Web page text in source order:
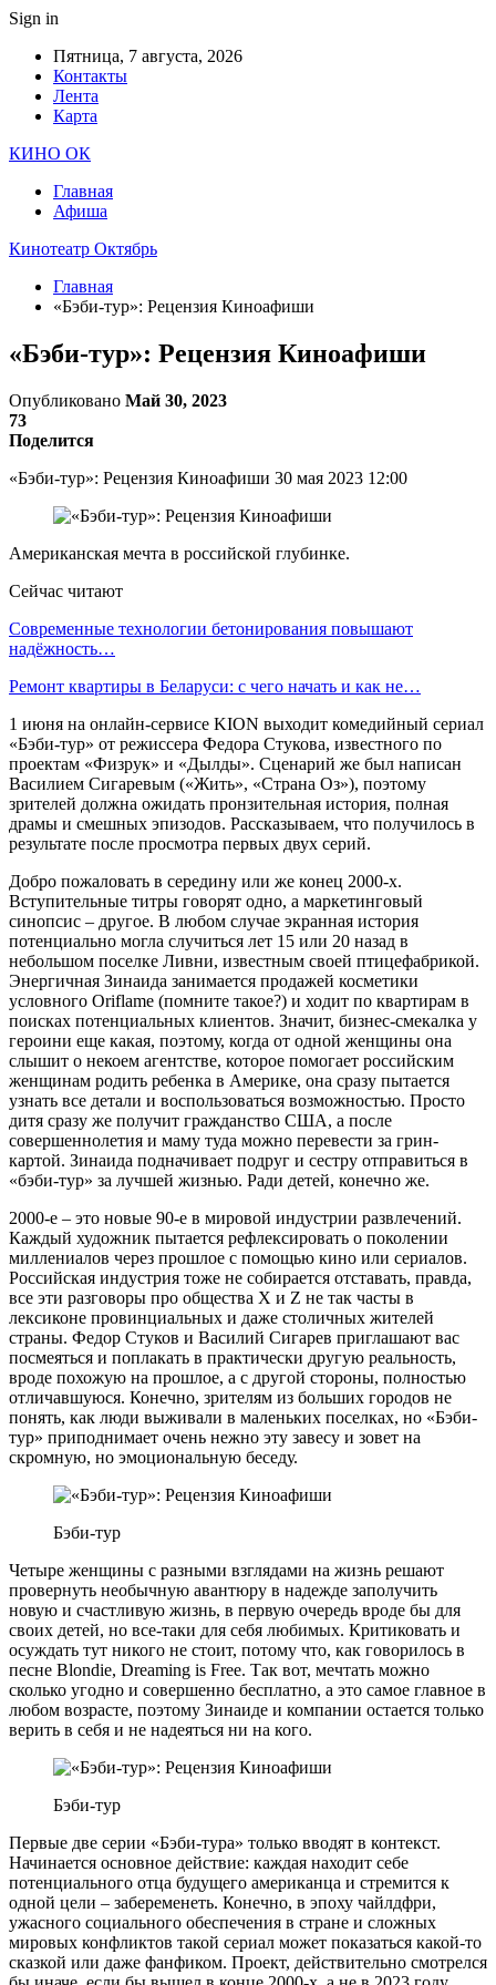
Sign in
Пятница, 7 августа, 2026
Контакты
Лента
Карта
КИНО ОК
Главная
Афиша
Кинотеатр Октябрь
Главная
«Бэби-тур»: Рецензия Киноафиши
«Бэби-тур»: Рецензия Киноафиши
Опубликовано Май 30, 2023
73
Поделится
«Бэби-тур»: Рецензия Киноафиши 30 мая 2023 12:00
Американская мечта в российской глубинке.
Сейчас читают
Современные технологии бетонирования повышают
надёжность…
Ремонт квартиры в Беларуси: с чего начать и как не…
1 июня на онлайн-сервисе KION выходит комедийный сериал
«Бэби-тур» от режиссера Федора Стукова, известного по
проектам «Физрук» и «Дылды». Сценарий же был написан
Василием Сигаревым («Жить», «Страна Оз»), поэтому
зрителей должна ожидать пронзительная история, полная
драмы и смешных эпизодов. Рассказываем, что получилось в
результате после просмотра первых двух серий.
Добро пожаловать в середину или же конец 2000-х.
Вступительные титры говорят одно, а маркетинговый
синопсис – другое. В любом случае экранная история
потенциально могла случиться лет 15 или 20 назад в
небольшом поселке Ливни, известным своей птицефабрикой.
Энергичная Зинаида занимается продажей косметики
условного Oriflame (помните такое?) и ходит по квартирам в
поисках потенциальных клиентов. Значит, бизнес-смекалка у
героини еще какая, поэтому, когда от одной женщины она
слышит о некоем агентстве, которое помогает российским
женщинам родить ребенка в Америке, она сразу пытается
узнать все детали и воспользоваться возможностью. Просто
дитя сразу же получит гражданство США, а после
совершеннолетия и маму туда можно перевести за грин-
картой. Зинаида подначивает подруг и сестру отправиться в
«бэби-тур» за лучшей жизнью. Ради детей, конечно же.
2000-е – это новые 90-е в мировой индустрии развлечений.
Каждый художник пытается рефлексировать о поколении
миллениалов через прошлое с помощью кино или сериалов.
Российская индустрия тоже не собирается отставать, правда,
все эти разговоры про общества X и Z не так часты в
лексиконе провинциальных и даже столичных жителей
страны. Федор Стуков и Василий Сигарев приглашают вас
посмеяться и поплакать в практически другую реальность,
вроде похожую на прошлое, а с другой стороны, полностью
отличавшуюся. Конечно, зрителям из больших городов не
понять, как люди выживали в маленьких поселках, но «Бэби-
тур» приподнимает очень нежно эту завесу и зовет на
скромную, но эмоциональную беседу.
Бэби-тур
Четыре женщины с разными взглядами на жизнь решают
провернуть необычную авантюру в надежде заполучить
новую и счастливую жизнь, в первую очередь вроде бы для
своих детей, но все-таки для себя любимых. Критиковать и
осуждать тут никого не стоит, потому что, как говорилось в
песне Blondie, Dreaming is Free. Так вот, мечтать можно
сколько угодно и совершенно бесплатно, а это самое главное в
любом возрасте, поэтому Зинаиде и компании остается только
верить в себя и не надеяться ни на кого.
Бэби-тур
Первые две серии «Бэби-тура» только вводят в контекст.
Начинается основное действие: каждая находит себе
потенциального отца будущего американца и стремится к
одной цели – забеременеть. Конечно, в эпоху чайлдфри,
ужасного социального обеспечения в стране и сложных
мировых конфликтов такой сериал может показаться какой-то
сказкой или даже фанфиком. Проект, действительно смотрелся